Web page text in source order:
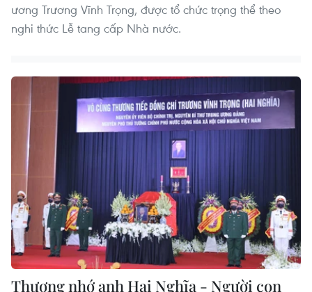
ương Trương Vĩnh Trọng, được tổ chức trọng thể theo
nghi thức Lễ tang cấp Nhà nước.
Thương nhớ anh Hai Nghĩa - Người con